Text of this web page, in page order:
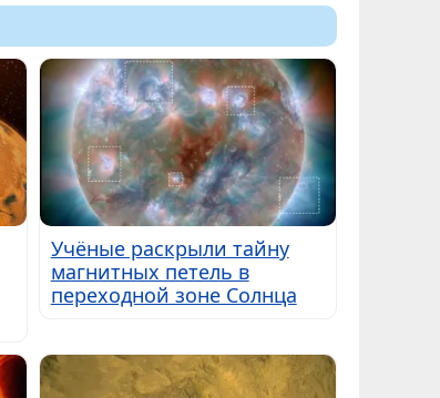
Учёные раскрыли тайну
магнитных петель в
переходной зоне Солнца